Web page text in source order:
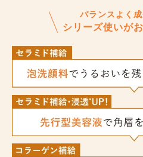
バランスよく
シリーズ使いが